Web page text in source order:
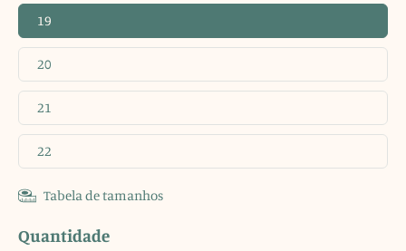
19
20
21
22
Tabela de tamanhos
Quantidade